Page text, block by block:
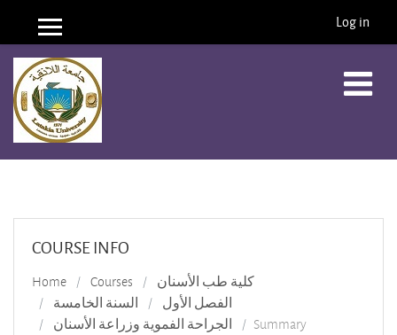
Skip to main content
Side panel Log in
COURSE INFO
Home Courses
كلية طب الأسنان
السنة الخامسة
الفصل الأول
الجراحة الفموية وزراعة الأسنان
Summary